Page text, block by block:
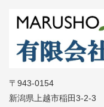
〒943-0154
新潟県上越市稲田3-2-3